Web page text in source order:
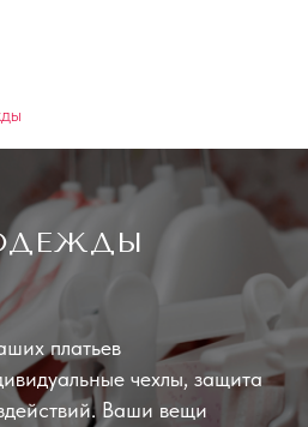
платьев
чехлы, защита
Ваши вещи